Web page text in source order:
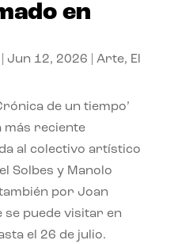
en
Jun 12, 2026 Arte, El
de un tiempo’
más reciente
al colectivo artístico
Solbes y Manolo
por Joan
se puede visitar en
el 26 de julio.